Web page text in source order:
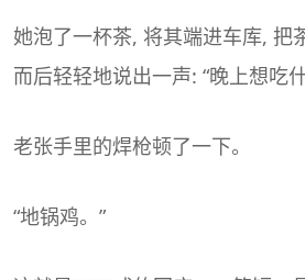
她泡了一杯茶, 将其端进车库, 把
而后轻轻地说出一声: “晚上想吃什
老张手里的焊枪顿了一下。
“地锅鸡。”